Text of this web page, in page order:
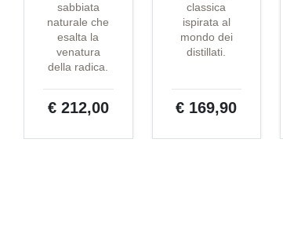
sabbiata
naturale che
esalta la
venatura
della radica.
€ 212,00
classica
ispirata al
mondo dei
distillati.
€ 169,90